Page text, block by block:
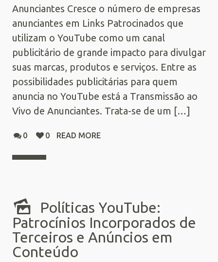
Anunciantes Cresce o número de empresas
anunciantes em Links Patrocinados que
utilizam o YouTube como um canal
publicitário de grande impacto para divulgar
suas marcas, produtos e serviços. Entre as
possibilidades publicitárias para quem
anuncia no YouTube está a Transmissão ao
Vivo de Anunciantes. Trata-se de um […]
0 0 READ MORE
Políticas YouTube:
Patrocínios Incorporados de
Terceiros e Anúncios em
Conteúdo